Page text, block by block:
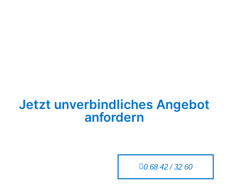
Jetzt unverbindliches Angebot
anfordern
0 68 42 / 32 60